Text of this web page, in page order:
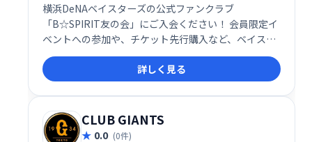
横浜DeNAベイスターズの公式ファンクラブ
「B☆SPIRIT友の会」にご入会ください！ 会員限定イ
ベントへの参加や、チケット先行購入など、ベイスタ
ーズをもっと身近に楽しめる特典が満載です。 熱狂的
なファン同士の交流も魅力！ 一緒にベイスターズを応
援しませんか？
詳しく見る
CLUB GIANTS
0.0 (0件)